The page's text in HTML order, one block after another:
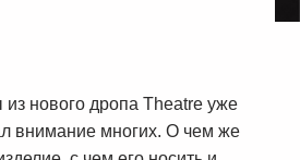
нового дропа Theatre уже
внимание многих. О чем же